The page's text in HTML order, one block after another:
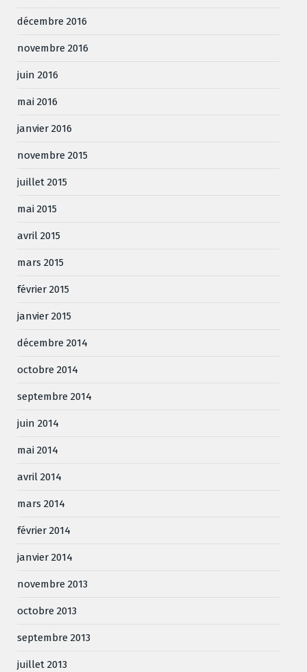
décembre 2016
novembre 2016
juin 2016
mai 2016
janvier 2016
novembre 2015
juillet 2015
mai 2015
avril 2015
mars 2015
février 2015
janvier 2015
décembre 2014
octobre 2014
septembre 2014
juin 2014
mai 2014
avril 2014
mars 2014
février 2014
janvier 2014
novembre 2013
octobre 2013
septembre 2013
juillet 2013